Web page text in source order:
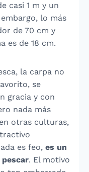
casi 1 m y un
lo más
de 70 cm y
es de 18 cm.
la carpa no
se
gracia y con
nada más
otras culturas,
es feo, es un
. El motivo